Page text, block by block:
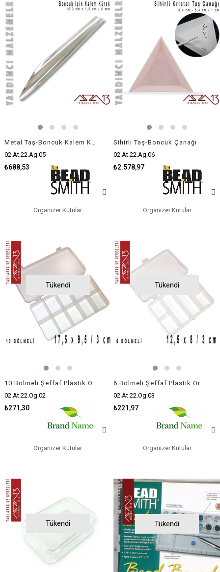
02.At.22.Ag.05
₺688,53
Sihirli Taş-Boncuk Çanağı
02.At.22.Ag.06
₺2.578,97
Organizer Kutular
Tükendi
10 Bölmeli Şeffaf Plastik Organizer Kutu
02.At.22.Og.02
₺271,30
Organizer Kutular
Tükendi
6 Bölmeli Şeffaf Plastik Organizer Kutu
02.At.22.Og.03
₺221,97
Organizer Kutular
Tükendi
Organizer Kutular
Tükendi